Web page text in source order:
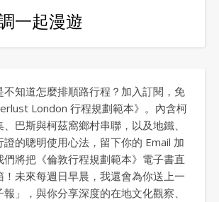
一起漫遊
不知道怎麼排順路行程？加入訂閱，免
London 行程規劃範本》。內含柯
巴斯與柯茲窩鄉村串聯，以及地鐵、
證的聰明使用心法，留下你的 Email 加
們將把《倫敦行程規劃範本》電子書直
！未來每週日早晨，我還會為你送上一
」，與你分享深度的在地文化觀察、